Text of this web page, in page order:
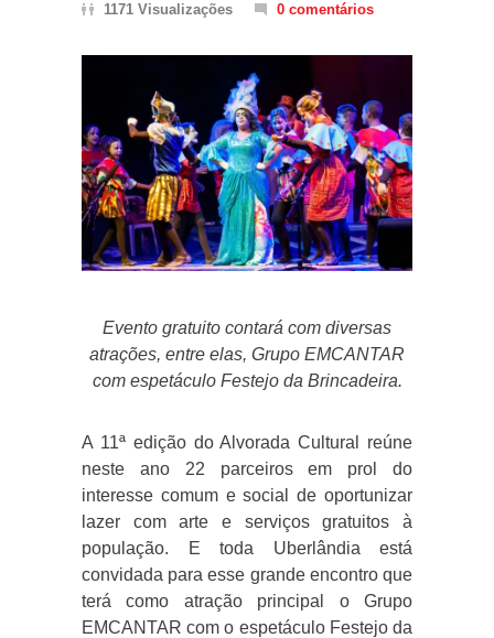
1171 Visualizações
0 comentários
Evento gratuito contará com diversas
atrações, entre elas, Grupo EMCANTAR
com espetáculo Festejo da Brincadeira.
A 11ª edição do Alvorada Cultural reúne
neste ano 22 parceiros em prol do
interesse comum e social de oportunizar
lazer com arte e serviços gratuitos à
população. E toda Uberlândia está
convidada para esse grande encontro que
terá como atração principal o Grupo
EMCANTAR com o espetáculo Festejo da